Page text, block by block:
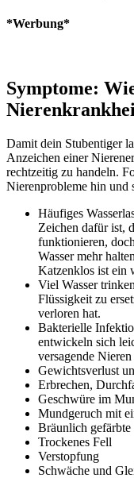
*Werbung*
Symptome:
Damit dein Stubentiger
Anzeichen einer
rechtzeitig zu handeln.
Nierenprobleme hin und
Häufiges
Zeichen dafür ist,
funktionieren,
Wasser mehr
Katzenklos ist ein
Viel Wasser
Flüssigkeit zu
verloren hat.
Bakterielle
entwickeln sich
versagende
Gewichtsverlust
Erbrechen,
Geschwüre im
Mundgeruch mit
Bräunlich gefärbte
Trockenes Fell
Verstopfung
Schwäche und